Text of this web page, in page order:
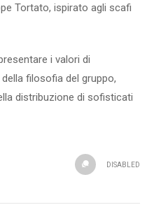
Tortato, ispirato agli scafi
i valori di
filosofia del gruppo,
distribuzione di sofisticati
DISABLED